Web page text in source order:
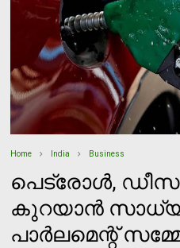
Home India Business
പെട്രോൾ,
കുറയാൻ
പാർലമെന്റ്